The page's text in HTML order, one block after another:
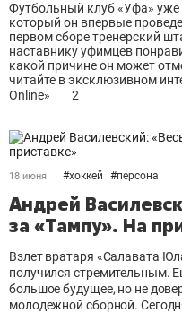
Футбольный клуб «Уфа» уже
который он впервые
первом сборе тренерский
наставнику уфимцев
какой причине он может
читайте в эксклюзивном
Online»
2
18 июня #хоккей #персона
Андрей
за «Тампу». На
Взлет вратаря «Салавата
получился стремительным.
большое будущее, но не
молодежной сборной.